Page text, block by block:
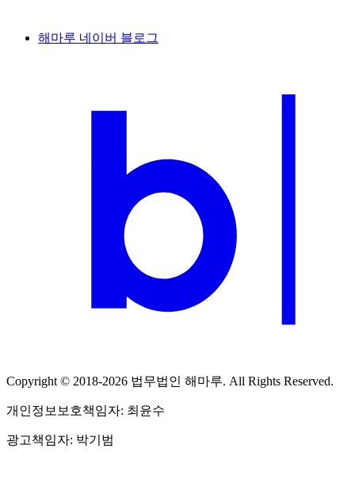
해마루 네이버 블로그
Copyright © 2018-2026 법무법인 해마루. All Rights Reserved.
개인정보보호책임자: 최윤수
광고책임자: 박기범